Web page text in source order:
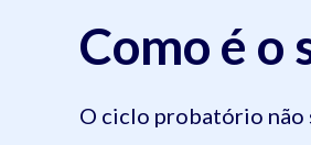
Como é o
O ciclo probatório não